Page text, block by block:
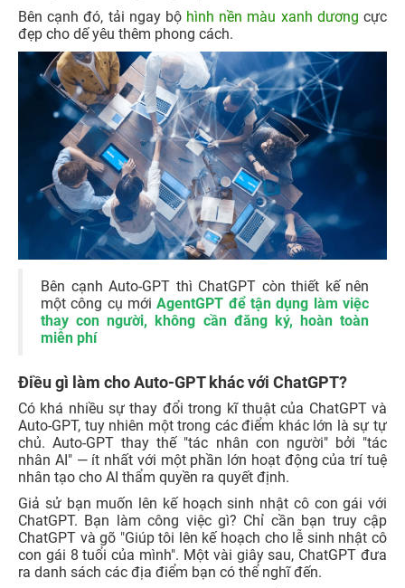
Bên cạnh đó, tải ngay bộ hình nền màu xanh dương cực
đẹp cho dế yêu thêm phong cách.
Bên cạnh Auto-GPT thì ChatGPT còn thiết kế nên
một công cụ mớiAgentGPT để tận dụng làm việc
thay con người, không cần đăng ký, hoàn toàn
miễn phí
Điều gì làm cho Auto-GPT khác với ChatGPT?
Có khá nhiều sự thay đổi trong kĩ thuật của ChatGPT và
Auto-GPT, tuy nhiên một trong các điểm khác lớn là sự tự
chủ. Auto-GPT thay thế "tác nhân con người" bởi "tác
nhân AI" — ít nhất với một phần lớn hoạt động của trí tuệ
nhân tạo cho AI thẩm quyền ra quyết định.
Giả sử bạn muốn lên kế hoạch sinh nhật cô con gái với
ChatGPT. Bạn làm công việc gì? Chỉ cần bạn truy cập
ChatGPT và gõ "Giúp tôi lên kế hoạch cho lễ sinh nhật cô
con gái 8 tuổi của mình". Một vài giây sau, ChatGPT đưa
ra danh sách các địa điểm bạn có thể nghĩ đến.